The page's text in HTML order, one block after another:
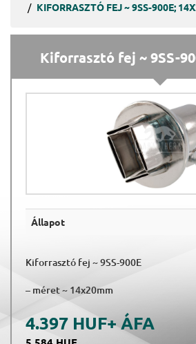
KIFORRASZTÓ FEJ ~ 9SS-900E;
Kiforrasztó fej ~ 9SS-
Állapot
Kiforrasztó fej ~ 9SS-900E
– méret ~ 14x20mm
4.397 HUF+ ÁFA